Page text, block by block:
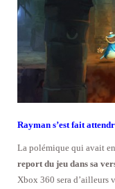
Rayman s’est fait
La polémique qui avait
report du jeu dans sa
Xbox 360 sera d’ailleurs